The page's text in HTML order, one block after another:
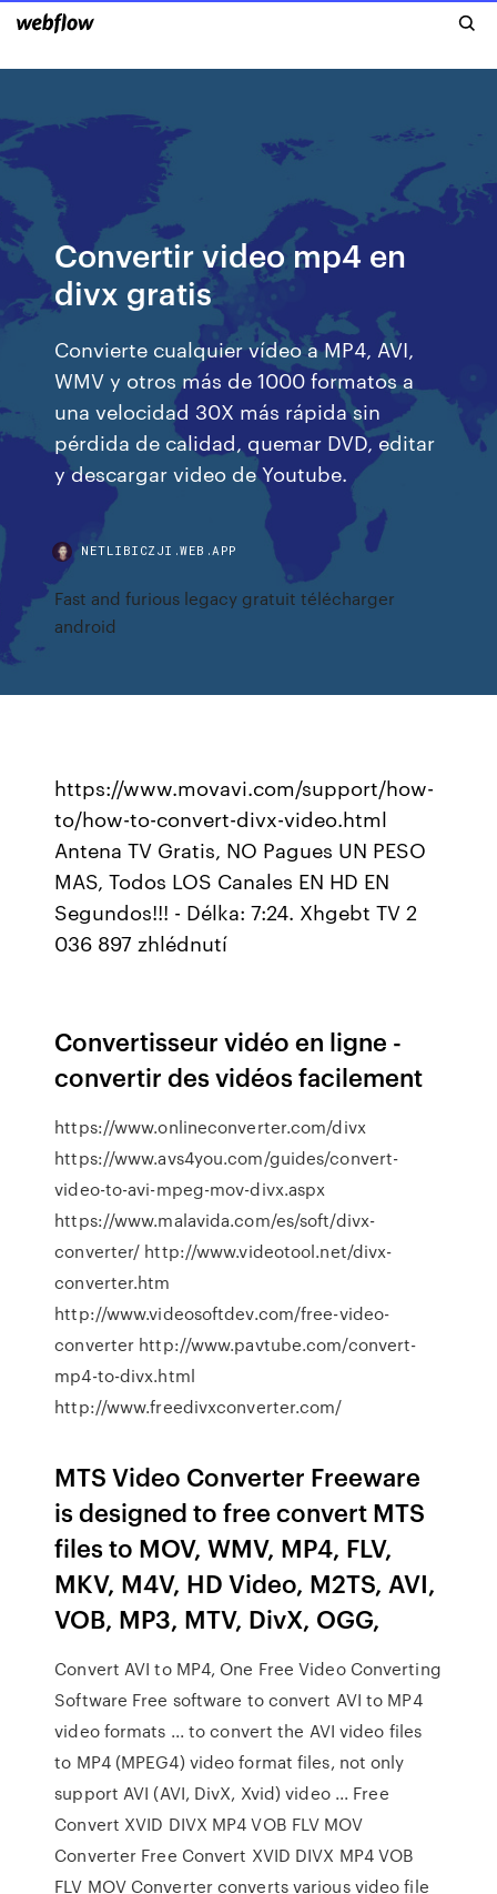
Convertir video mp4 en
divx gratis
Convierte cualquier vídeo a MP4, AVI,
WMV y otros más de 1000 formatos a
una velocidad 30X más rápida sin
pérdida de calidad, quemar DVD, editar
y descargar video de Youtube.
NETLIBICZJI.WEB.APP
Fast and furious legacy gratuit télécharger
android
https://www.movavi.com/support/how-
to/how-to-convert-divx-video.html
Antena TV Gratis, NO Pagues UN PESO
MAS, Todos LOS Canales EN HD EN
Segundos!!! - Délka: 7:24. Xhgebt TV 2
036 897 zhlédnutí
Convertisseur vidéo en ligne -
convertir des vidéos facilement
https://www.onlineconverter.com/divx
https://www.avs4you.com/guides/convert-
video-to-avi-mpeg-mov-divx.aspx
https://www.malavida.com/es/soft/divx-
converter/ http://www.videotool.net/divx-
converter.htm
http://www.videosoftdev.com/free-video-
converter http://www.pavtube.com/convert-
mp4-to-divx.html
http://www.freedivxconverter.com/
MTS Video Converter Freeware
is designed to free convert MTS
files to MOV, WMV, MP4, FLV,
MKV, M4V, HD Video, M2TS, AVI,
VOB, MP3, MTV, DivX, OGG,
Convert AVI to MP4, One Free Video Converting
Software Free software to convert AVI to MP4
video formats ... to convert the AVI video files
to MP4 (MPEG4) video format files, not only
support AVI (AVI, DivX, Xvid) video ... Free
Convert XVID DIVX MP4 VOB FLV MOV
Converter Free Convert XVID DIVX MP4 VOB
FLV MOV Converter converts various video file